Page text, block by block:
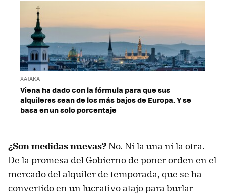
XATAKA
Viena ha dado con la fórmula para que sus
alquileres sean de los más bajos de Europa. Y se
basa en un solo porcentaje
¿Son medidas nuevas? No. Ni la una ni la otra.
De la promesa del Gobierno de poner orden en el
mercado del alquiler de temporada, que se ha
convertido en un lucrativo atajo para burlar